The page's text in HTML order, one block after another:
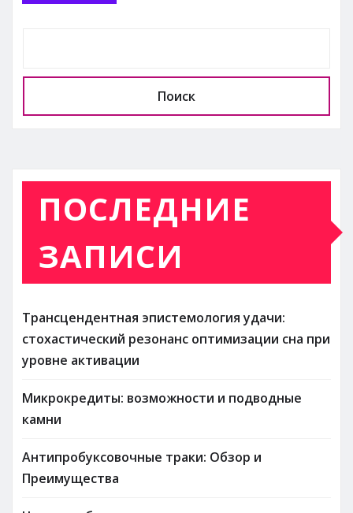
Поиск
ПОСЛЕДНИЕ
ЗАПИСИ
Трансцендентная эпистемология удачи:
стохастический резонанс оптимизации сна при
уровне активации
Микрокредиты: возможности и подводные
камни
Антипробуксовочные траки: Обзор и
Преимущества